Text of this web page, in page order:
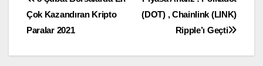
gezinmesi
(DOT) , Chainlink (LINK)
Ripple’ı Geçti
Çok Kazandıran Kripto
Paralar 2021